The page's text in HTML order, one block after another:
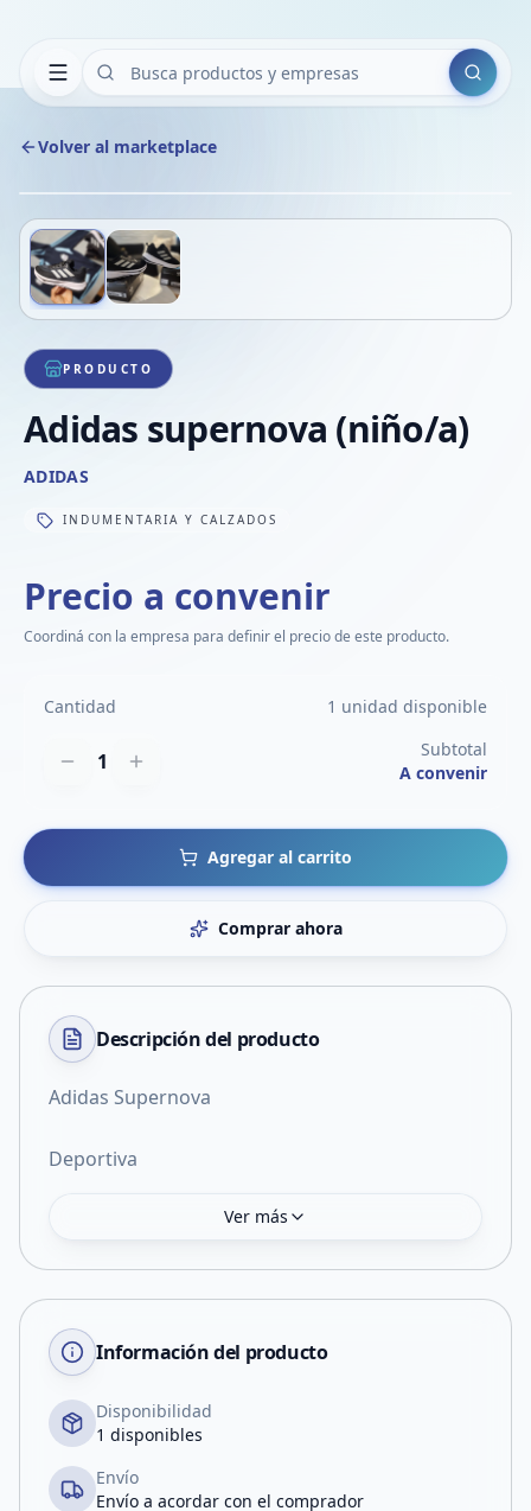
Buscar
Volver al marketplace
1/2
PRODUCTO
Adidas supernova (niño/a)
ADIDAS
INDUMENTARIA Y CALZADOS
Precio a convenir
Coordiná con la empresa para definir el precio de este producto.
Cantidad 1 unidad disponible
1
Subtotal
A convenir
Agregar al carrito
Comprar ahora
Descripción del producto
Adidas Supernova
Deportiva
Ver más
Información del producto
Disponibilidad
1 disponibles
Envío
Envío a acordar con el comprador